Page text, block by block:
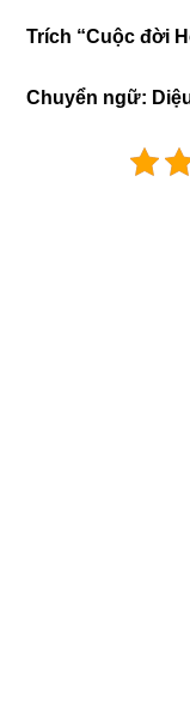
Trích “Cuộc đời
Chuyển nɡữ: